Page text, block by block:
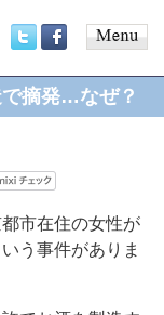
menu
摘発…なぜ？
市在住の女性が
う事件がありま